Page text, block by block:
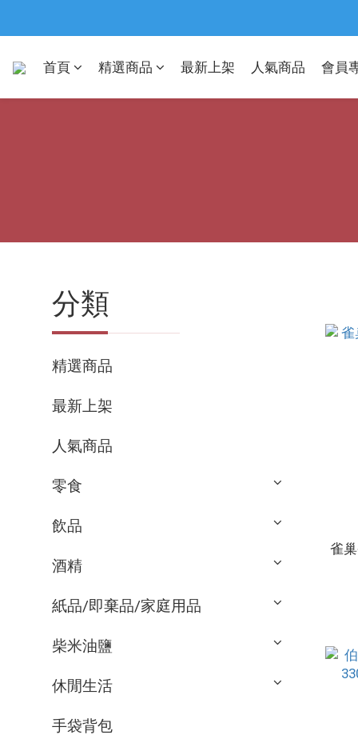
首頁 精選商品 最新上架 人氣商品 會員
分類
精選商品
最新上架
人氣商品
零食
飲品
酒精
紙品/即棄品/家庭用品
柴米油鹽
休閒生活
手袋背包
雀